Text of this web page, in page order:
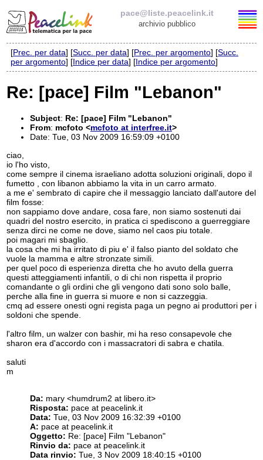
pace@liste.peacelink.it
archivio pubblico
Elenco delle liste
Policy delle liste di PeaceLink
Informativa sulla privacy
Richieste di rimozione
[Prec. per data] [Succ. per data] [Prec. per argomento] [Succ.
per argomento] [Indice per data] [Indice per argomento]
Re: [pace] Film "Lebanon"
Subject: Re: [pace] Film "Lebanon"
From: mcfoto <mcfoto at interfree.it>
Date: Tue, 03 Nov 2009 16:59:09 +0100
ciao,
io l'ho visto,
come sempre il cinema israeliano adotta soluzioni originali, dopo il
fumetto , con libanon abbiamo la vita in un carro armato.
a me e' sembrato di capire che il messaggio lanciato dall'autore del
film fosse:
non sappiamo dove andare, cosa fare, non siamo sostenuti dai
quadri del nostro esercito, in pratica ci spediscono a guerreggiare
senza dirci ne come ne dove, siamo nel caos piu totale.
poi magari mi sbaglio.
la cosa che mi ha irritato di piu e' il falso pianto del soldato che
vuole la mamma e altre stronzate simili.
per quel poco di esperienza diretta che ho avuto della guerra
questi atteggiamenti infantili, o di chi non rispetta il proprio
comandante o gli ordini che gli vengono dati sono solo balle,
perche alla fine in guerra si muore e non si cazzeggia.
cmq ad essere onesti ogni regista paga un pegno ai produttori per i
soldoni che spende.
l'altro film, un walzer con bashir, mi ha reso consapevole che
sharon era d'accordo con i massacratori di sabra e chatila.
saluti
m
Da: mary <humdrum2 at libero.it>
Risposta: pace at peacelink.it
Data: Tue, 03 Nov 2009 16:32:39 +0100
A: pace at peacelink.it
Oggetto: Re: [pace] Film "Lebanon"
Rinvio da: pace at peacelink.it
Data rinvio: Tue, 3 Nov 2009 18:40:15 +0100